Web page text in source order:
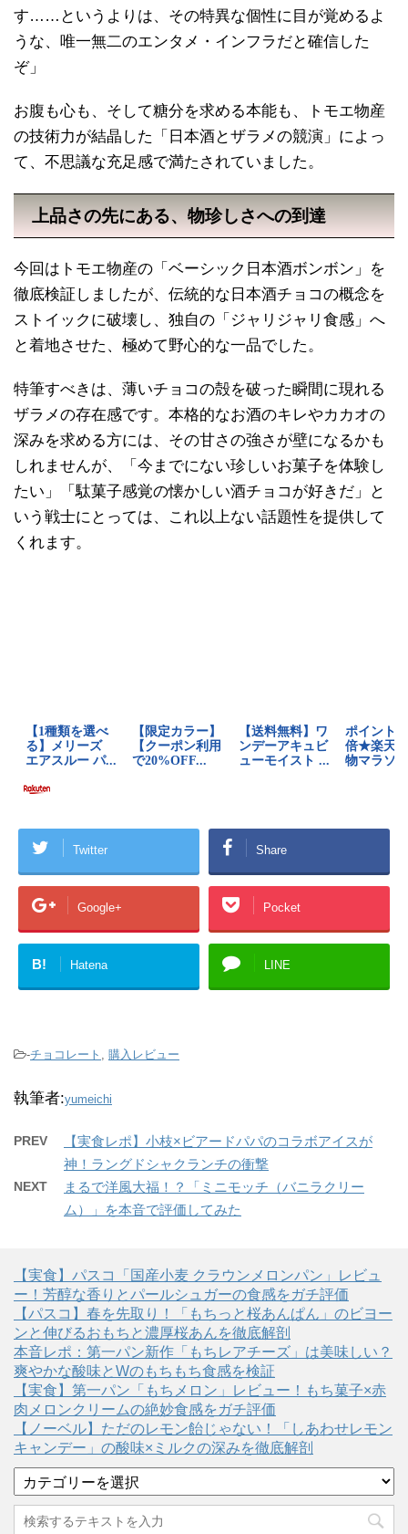
す……というよりは、その特異な個性に目が覚めるよ
うな、唯一無二のエンタメ・インフラだと確信した
ぞ」
お腹も心も、そして糖分を求める本能も、トモエ物産
の技術力が結晶した「日本酒とザラメの競演」によっ
て、不思議な充足感で満たされていました。
上品さの先にある、物珍しさへの到達
今回はトモエ物産の「ベーシック日本酒ボンボン」を
徹底検証しましたが、伝統的な日本酒チョコの概念を
ストイックに破壊し、独自の「ジャリジャリ食感」へ
と着地させた、極めて野心的な一品でした。
特筆すべきは、薄いチョコの殻を破った瞬間に現れる
ザラメの存在感です。本格的なお酒のキレやカカオの
深みを求める方には、その甘さの強さが壁になるかも
しれませんが、「今までにない珍しいお菓子を体験し
たい」「駄菓子感覚の懐かしい酒チョコが好きだ」と
いう戦士にとっては、これ以上ない話題性を提供して
くれます。
Twitter Share
Google+ Pocket
B! Hatena LINE
-チョコレート 購入レビュー
執筆者:yumeichi
PREV
【実食レポ】小枝×ビアードパパのコラボアイスが
神！ラングドシャクランチの衝撃
NEXT
まるで洋風大福！？「ミニモッチ（バニラクリー
ム）」を本音で評価してみた
【実食】パスコ「国産小麦 クラウンメロンパン」レビュ
ー！芳醇な香りとパールシュガーの食感をガチ評価
【パスコ】春を先取り！「もちっと桜あんぱん」のビヨー
ンと伸びるおもちと濃厚桜あんを徹底解剖
本音レポ：第一パン新作「もちレアチーズ」は美味しい？
爽やかな酸味とWのもちもち食感を検証
【実食】第一パン「もちメロン」レビュー！もち菓子×赤
肉メロンクリームの絶妙食感をガチ評価
【ノーベル】ただのレモン飴じゃない！「しあわせレモン
キャンデー」の酸味×ミルクの深みを徹底解剖
テ
ゴ